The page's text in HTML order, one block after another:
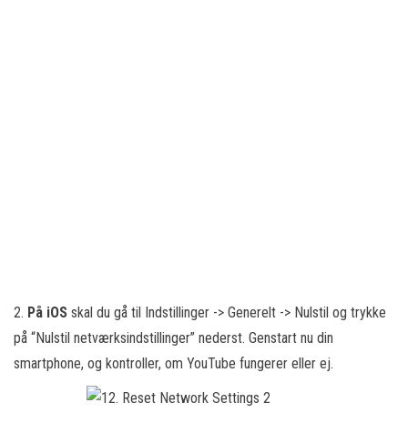
2. På iOS skal du gå til Indstillinger -> Generelt -> Nulstil og trykke
på “Nulstil netværksindstillinger” nederst. Genstart nu din
smartphone, og kontroller, om YouTube fungerer eller ej.